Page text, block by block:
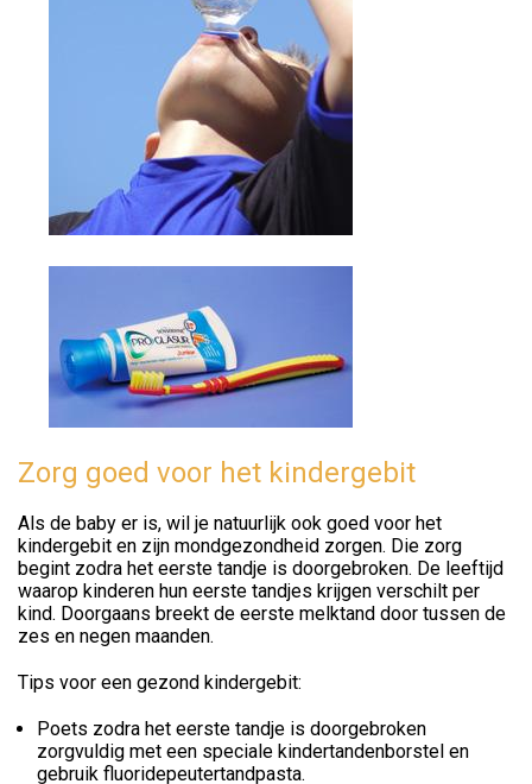
Zorg goed voor het kindergebit
Als de baby er is, wil je natuurlijk ook goed voor het
kindergebit en zijn mondgezondheid zorgen. Die zorg
begint zodra het eerste tandje is doorgebroken. De leeftijd
waarop kinderen hun eerste tandjes krijgen verschilt per
kind. Doorgaans breekt de eerste melktand door tussen de
zes en negen maanden.
Tips voor een gezond kindergebit:
Poets zodra het eerste tandje is doorgebroken
zorgvuldig met een speciale kindertandenborstel en
gebruik fluoridepeutertandpasta.